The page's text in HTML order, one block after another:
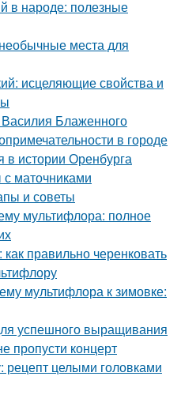
в народе: полезные
места для
исцеляющие свойства и
Блаженного
в городе
истории Оренбурга
маточниками
и советы
мультифлора: полное
правильно черенковать
мультифлора к зимовке:
успешного выращивания
пропусти концерт
целыми головками